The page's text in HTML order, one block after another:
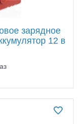
зарядное
12 в